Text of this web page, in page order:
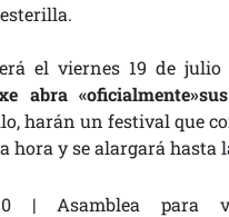
el viernes 19 de julio
abra
harán un festival que
hora y se alargará hasta
| Asamblea para